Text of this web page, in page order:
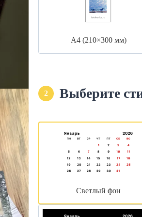
А4 (210×300 мм)
2 Выберите
Светлый фон